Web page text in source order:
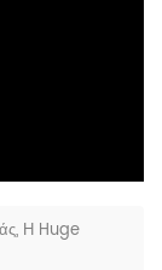
Η Huge